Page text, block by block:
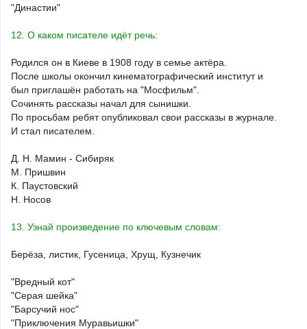
"Династии"
12. О каком писателе идёт речь:
Родился он в Киеве в 1908 году в семье актёра.
После школы окончил кинематографический институт и
был приглашён работать на "Мосфильм".
Сочинять рассказы начал для сынишки.
По просьбам ребят опубликовал свои рассказы в журнале.
И стал писателем.
Д. Н. Мамин - Сибиряк
М. Пришвин
К. Паустовский
Н. Носов
13. Узнай произведение по ключевым словам:
Берёза, листик, Гусеница, Хрущ, Кузнечик
"Вредный кот"
"Серая шейка"
"Барсучий нос"
"Приключения Муравьишки"